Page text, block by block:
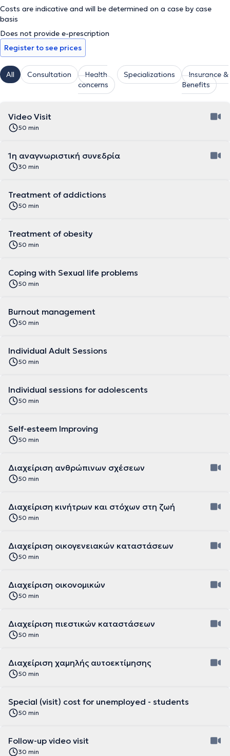
Costs are indicative and will be determined on a case by case
basis
Does not provide e-prescription
Register to see prices
All Consultation
Health
concerns
Specializations
Insurance &
Benefits
Video Visit
50 min
1η αναγνωριστική συνεδρία
30 min
Treatment of addictions
50 min
Treatment of obesity
50 min
Coping with Sexual life problems
50 min
Burnout management
50 min
Individual Adult Sessions
50 min
Individual sessions for adolescents
50 min
Self-esteem Improving
50 min
Διαχείριση ανθρώπινων σχέσεων
50 min
Διαχείριση κινήτρων και στόχων στη ζωή
50 min
Διαχείριση οικογενειακών καταστάσεων
50 min
Διαχείριση οικονομικών
50 min
Διαχείριση πιεστικών καταστάσεων
50 min
Διαχείριση χαμηλής αυτοεκτίμησης
50 min
Special (visit) cost for unemployed - students
50 min
Follow-up video visit
30 min